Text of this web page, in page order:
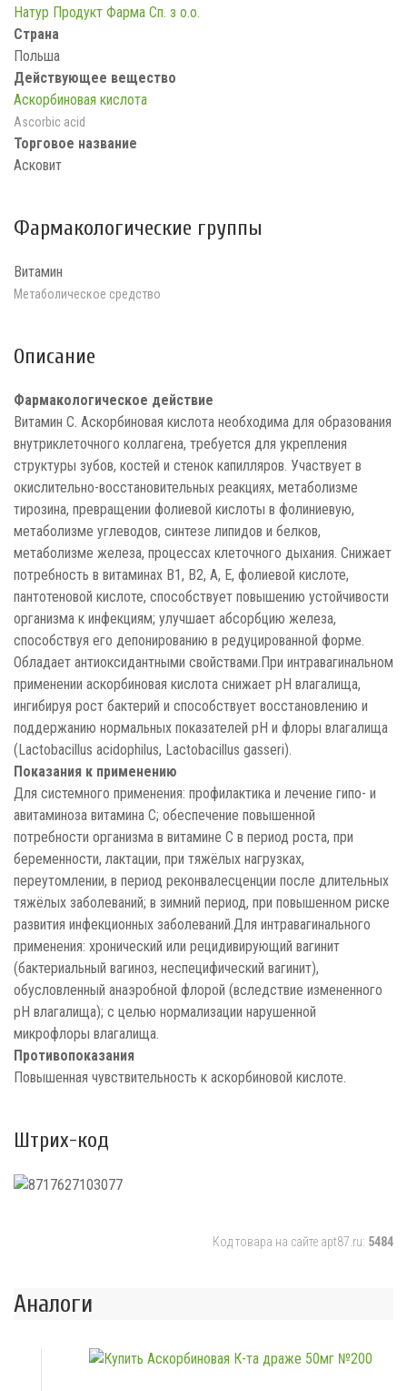
Натур Продукт Фарма Сп. з о.о.
Страна
Польша
Действующее вещество
Аскорбиновая кислота
Ascorbic acid
Торговое название
Асковит
Фармакологические группы
Витамин
Метаболическое средство
Описание
Фармакологическое действие
Витамин С. Аскорбиновая кислота необходима для образования
внутриклеточного коллагена, требуется для укрепления
структуры зубов, костей и стенок капилляров. Участвует в
окислительно-восстановительных реакциях, метаболизме
тирозина, превращении фолиевой кислоты в фолиниевую,
метаболизме углеводов, синтезе липидов и белков,
метаболизме железа, процессах клеточного дыхания. Снижает
потребность в витаминах B1, B2, A, E, фолиевой кислоте,
пантотеновой кислоте, способствует повышению устойчивости
организма к инфекциям; улучшает абсорбцию железа,
способствуя его депонированию в редуцированной форме.
Обладает антиоксидантными свойствами.При интравагинальном
применении аскорбиновая кислота снижает рН влагалища,
ингибируя рост бактерий и способствует восстановлению и
поддержанию нормальных показателей рН и флоры влагалища
(Lactobacillus acidophilus, Lactobacillus gasseri).
Показания к применению
Для системного применения: профилактика и лечение гипо- и
авитаминоза витамина С; обеспечение повышенной
потребности организма в витамине С в период роста, при
беременности, лактации, при тяжёлых нагрузках,
переутомлении, в период реконвалесценции после длительных
тяжёлых заболеваний; в зимний период, при повышенном риске
развития инфекционных заболеваний.Для интравагинального
применения: хронический или рецидивирующий вагинит
(бактериальный вагиноз, неспецифический вагинит),
обусловленный анаэробной флорой (вследствие измененного
рН влагалища); с целью нормализации нарушенной
микрофлоры влагалища.
Противопоказания
Повышенная чувствительность к аскорбиновой кислоте.
Штрих-код
Код товара на сайте apt87.ru: 5484
Аналоги